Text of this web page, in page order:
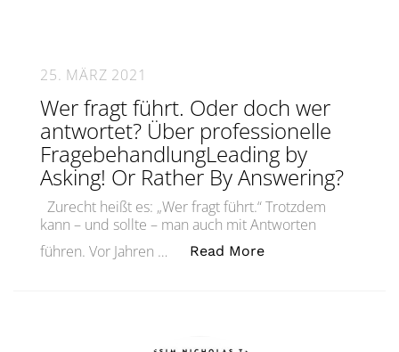
25. MÄRZ 2021
Wer fragt führt. Oder doch wer
antwortet? Über professionelle
FragebehandlungLeading by
Asking! Or Rather By Answering?
Zurecht heißt es: „Wer fragt führt.“ Trotzdem
kann – und sollte – man auch mit Antworten
führen. Vor Jahren …
Read More„Wer fragt führt.